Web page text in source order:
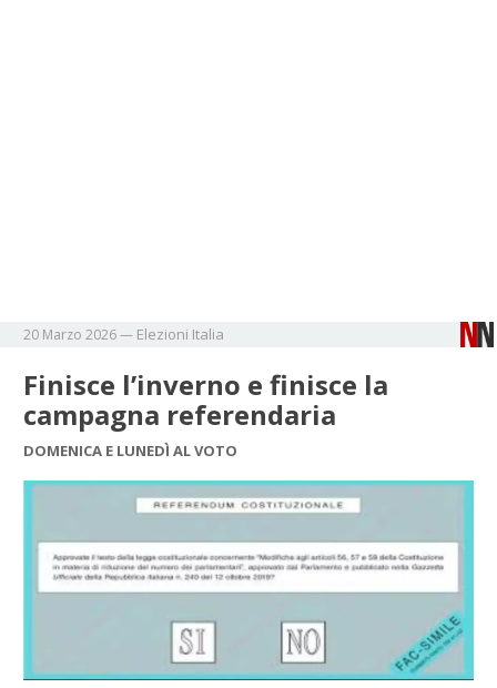
20 Marzo 2026— Elezioni Italia
Finisce l’inverno e finisce la
campagna referendaria
DOMENICA E LUNEDÌ AL VOTO